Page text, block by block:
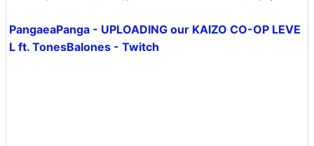
PangaeaPanga - UPLOADING our KAIZO CO-OP LEVE
L ft. TonesBalones - Twitch